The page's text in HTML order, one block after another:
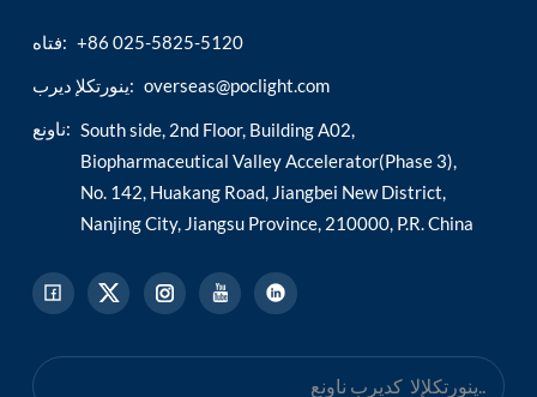
فتاه: +86 025-5825-5120
ينورتكلإ ديرب: overseas@poclight.com
ناونع: South side, 2nd Floor, Building A02,
Biopharmaceutical Valley Accelerator(Phase 3),
No. 142, Huakang Road, Jiangbei New District,
Nanjing City, Jiangsu Province, 210000, P.R. China